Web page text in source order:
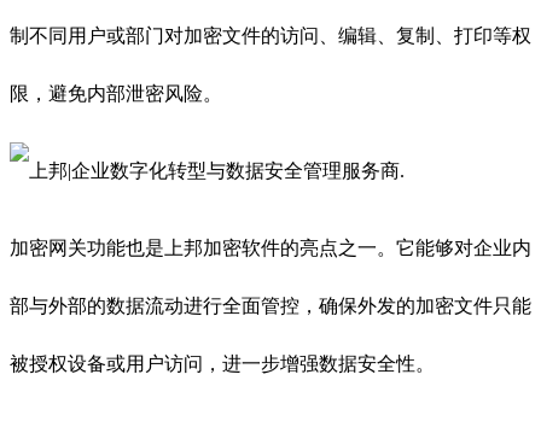
制不同用户或部门对加密文件的访问、编辑、复制、打印等权
限，避免内部泄密风险。
加密网关功能也是上邦加密软件的亮点之一。它能够对企业内
部与外部的数据流动进行全面管控，确保外发的加密文件只能
被授权设备或用户访问，进一步增强数据安全性。